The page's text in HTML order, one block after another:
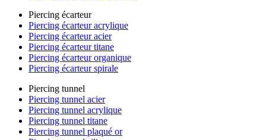
Piercing écarteur
Piercing écarteur acrylique
Piercing écarteur acier
Piercing écarteur titane
Piercing écarteur organique
Piercing écarteur spirale
Piercing tunnel
Piercing tunnel acier
Piercing tunnel acrylique
Piercing tunnel titane
Piercing tunnel plaqué or